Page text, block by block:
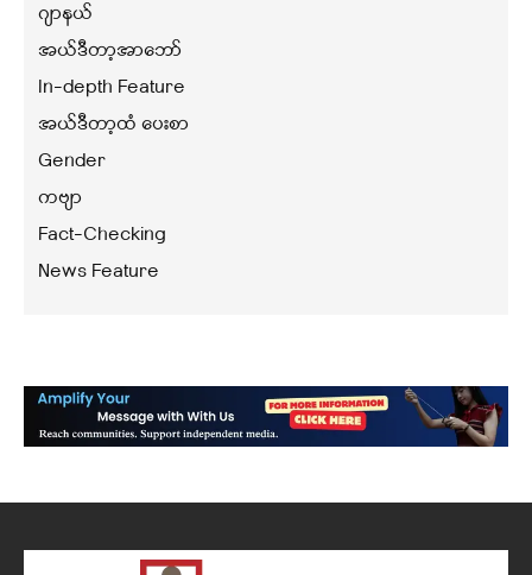
ဂျာနယ်
အယ်ဒီတာ့အာဘော်
In-depth Feature
အယ်ဒီတာ့ထံ ပေးစာ
Gender
ကဗျာ
Fact-Checking
News Feature